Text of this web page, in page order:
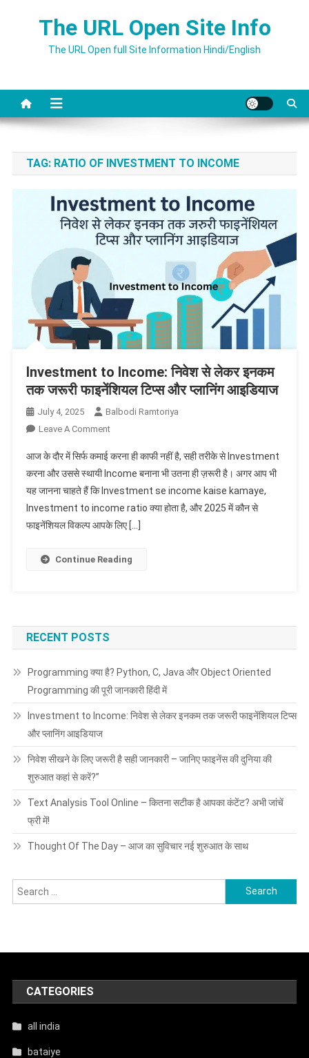
The URL Open Site Info
The URL Open full Site Information Hindi/English
TAG: RATIO OF INVESTMENT TO INCOME
Investment to Income: निवेश से लेकर इनकम
तक जरूरी फाइनेंशियल टिप्स और प्लानिंग आइडियाज
July 4, 2025
Balbodi Ramtoriya
Leave A CommentOn
To
Income:
निवेश
से
लेकर
तक
आइडियाज
आज के दौर में सिर्फ कमाई करना ही काफी नहीं है, सही तरीके से Investment
करना और उससे स्थायी Income बनाना भी उतना ही ज़रूरी है। अगर आप भी
यह जानना चाहते हैं कि Investment se income kaise kamaye,
Investment to income ratio क्या होता है, और 2025 में कौन से
फाइनेंशियल विकल्प आपके लिए […]
Continue Reading
RECENT POSTS
Programming क्या है? Python, C, Java और Object Oriented
Programming की पूरी जानकारी हिंदी में
Investment to Income: निवेश से लेकर इनकम तक जरूरी फाइनेंशियल टिप्स
और प्लानिंग आइडियाज
निवेश सीखने के लिए जरूरी है सही जानकारी – जानिए फाइनेंस की दुनिया की
शुरुआत कहां से करें?”
Text Analysis Tool Online – कितना सटीक है आपका कंटेंट? अभी जांचें
फ्री में!
Thought Of The Day – आज का सुविचार नई शुरुआत के साथ
Search
for:
CATEGORIES
all india
bataiye